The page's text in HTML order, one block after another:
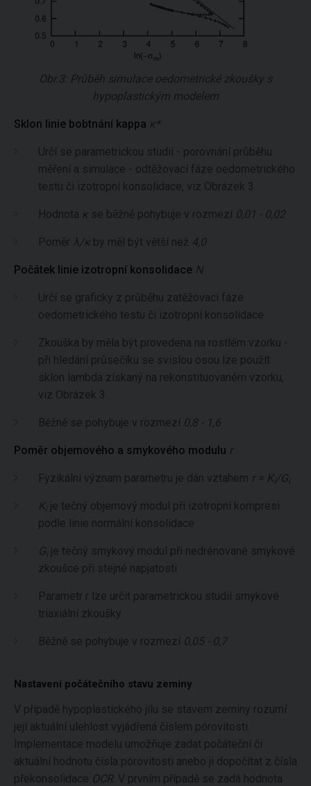
Obr.3: Průběh simulace oedometrické zkoušky s
hypoplastickým modelem
Sklon linie bobtnání kappa κ*
Určí se parametrickou studií - porovnání průběhu
měření a simulace - odtěžovací fáze oedometrického
testu či izotropní konsolidace, viz Obrázek 3
Hodnota κ se běžně pohybuje v rozmezí 0,01 - 0,02
Poměr λ/κ by měl být větší než 4,0
Počátek linie izotropní konsolidace N
Určí se graficky z průběhu zatěžovací fáze
oedometrického testu či izotropní konsolidace
Zkouška by měla být provedena na rostlém vzorku -
při hledání průsečíku se svislou osou lze použít
sklon lambda získaný na rekonstituovaném vzorku,
viz Obrázek 3
Běžně se pohybuje v rozmezí 0,8 - 1,6
Poměr objemového a smykového modulu r
Fyzikální význam parametru je dán vztahem r = Ki /Gi
Ki je tečný objemový modul při izotropní kompresi
podle linie normální konsolidace
Gi je tečný smykový modul při nedrénované smykové
zkoušce při stejné napjatosti
Parametr r lze určit parametrickou studií smykové
triaxiální zkoušky
Běžně se pohybuje v rozmezí 0,05 - 0,7
Nastavení počátečního stavu zeminy
V případě hypoplastického jílu se stavem zeminy rozumí
její aktuální ulehlost vyjádřená číslem pórovitosti.
Implementace modelu umožňuje zadat počáteční či
aktuální hodnotu čísla pórovitosti anebo ji dopočítat z čísla
překonsolidace OCR. V prvním případě se zadá hodnota